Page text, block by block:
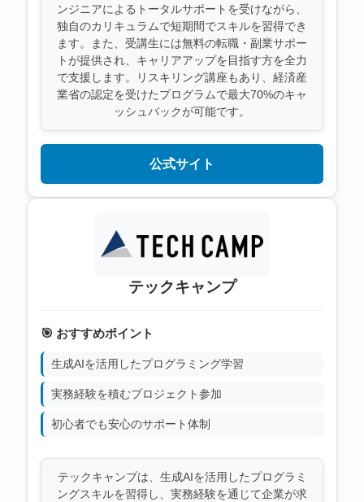
ンジニアによるトータルサポートを受けながら、
独自のカリキュラムで短期間でスキルを習得でき
ます。また、受講生には無料の転職・副業サポー
トが提供され、キャリアアップを目指す方を全力
で支援します。リスキリング講座もあり、経済産
業省の認定を受けたプログラムで最大70%のキャ
ッシュバックが可能です。
公式サイト
テックキャンプ
🎯 おすすめポイント
生成AIを活用したプログラミング学習
実務経験を積むプロジェクト参加
初心者でも安心のサポート体制
テックキャンプは、生成AIを活用したプログラミ
ングスキルを習得し、実務経験を通じて企業が求